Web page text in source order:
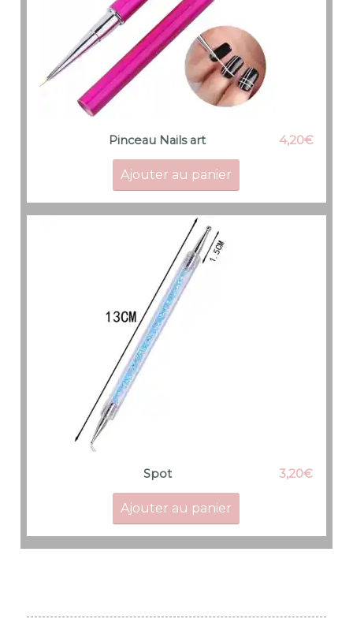
Pinceau Nails art 4,20€
Ajouter au panier
Spot 3,20€
Ajouter au panier